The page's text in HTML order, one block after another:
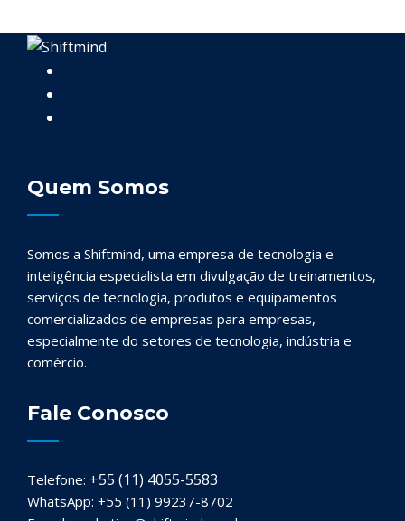
Quem Somos
Somos a Shiftmind, uma empresa de tecnologia e
inteligência especialista em divulgação de treinamentos,
serviços de tecnologia, produtos e equipamentos
comercializados de empresas para empresas,
especialmente do setores de tecnologia, indústria e
comércio.
Fale Conosco
Telefone: +55 (11) 4055-5583
WhatsApp: +55 (11) 99237-8702